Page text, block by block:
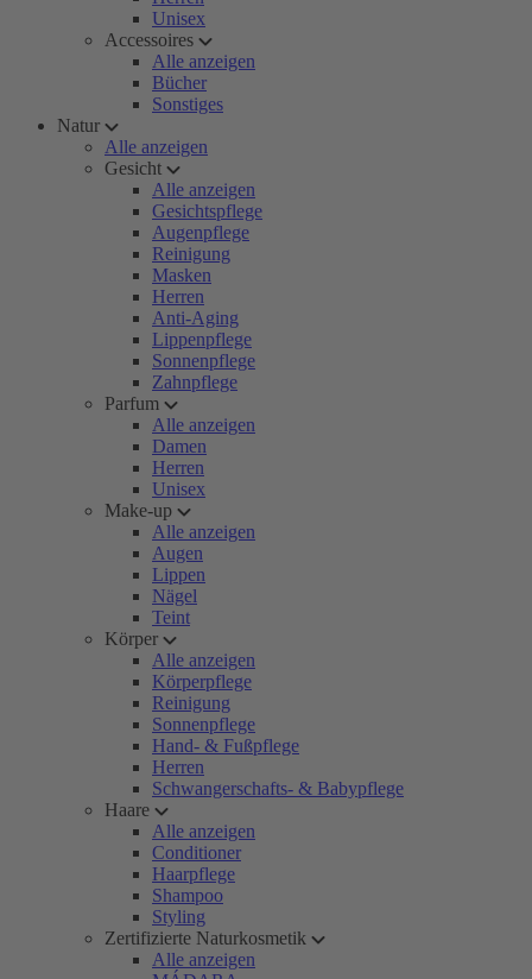
Unisex
Accessoires
Alle anzeigen
Bücher
Sonstiges
Natur
Alle anzeigen
Gesicht
Alle anzeigen
Gesichtspflege
Augenpflege
Reinigung
Masken
Herren
Anti-Aging
Lippenpflege
Sonnenpflege
Zahnpflege
Parfum
Alle anzeigen
Damen
Herren
Unisex
Make-up
Alle anzeigen
Augen
Lippen
Nägel
Teint
Körper
Alle anzeigen
Körperpflege
Reinigung
Sonnenpflege
Hand- & Fußpflege
Herren
Schwangerschafts- & Babypflege
Haare
Alle anzeigen
Conditioner
Haarpflege
Shampoo
Styling
Zertifizierte Naturkosmetik
Alle anzeigen